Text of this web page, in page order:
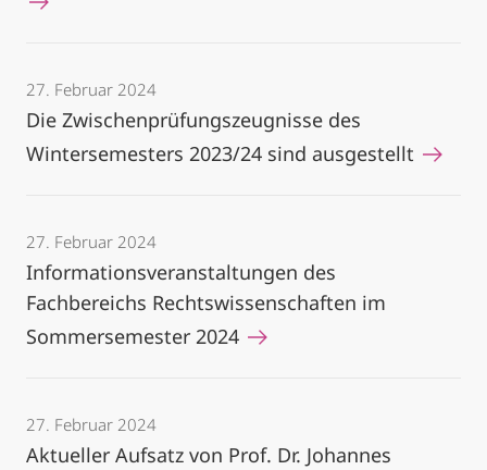
27. Februar 2024
Die Zwischenprüfungszeugnisse des
Wintersemesters 2023/24 sind ausgestellt
27. Februar 2024
Informationsveranstaltungen des
Fachbereichs Rechtswissenschaften im
Sommersemester 2024
27. Februar 2024
Aktueller Aufsatz von Prof. Dr. Johannes